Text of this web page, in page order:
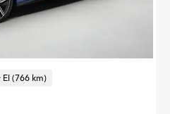
El (766 km)